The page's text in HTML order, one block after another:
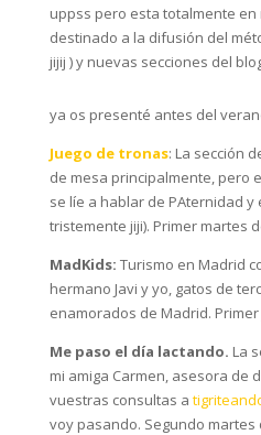
uppss pero esta totalmente en
destinado a la difusión del
jijij ) y nuevas secciones del
ya os presenté antes del
Juego de tronas: La sección
de mesa principalmente, pero
se líe a hablar de PAternidad
tristemente jiji). Primer martes
MadKids: Turismo en Madrid
hermano Javi y yo, gatos de
enamorados de Madrid.
Me paso el día lactando. La
mi amiga Carmen, asesora de
vuestras consultas a
voy pasando. Segundo martes